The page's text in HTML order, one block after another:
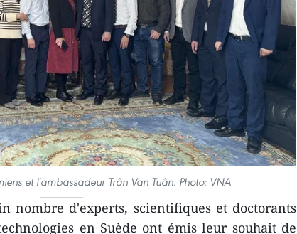
et l'ambassadeur Trân Van Tuân. Photo: VNA
nombre d'experts, scientifiques et doctorants
en Suède ont émis leur souhait de